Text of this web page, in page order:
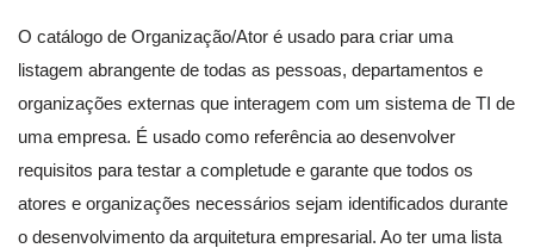
O catálogo de Organização/Ator é usado para criar uma
listagem abrangente de todas as pessoas, departamentos e
organizações externas que interagem com um sistema de TI de
uma empresa. É usado como referência ao desenvolver
requisitos para testar a completude e garante que todos os
atores e organizações necessários sejam identificados durante
o desenvolvimento da arquitetura empresarial. Ao ter uma lista